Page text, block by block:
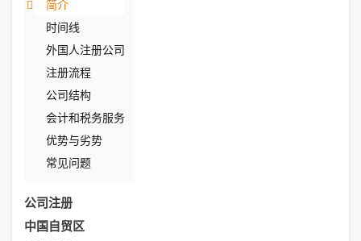
简介
时间线
外国人注册公司
注册流程
公司结构
会计和税务服务
优势与劣势
常见问题
公司注册
中国自贸区